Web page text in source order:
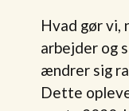
Hvad gør vi,
arbejder og
ændrer sig
Dette